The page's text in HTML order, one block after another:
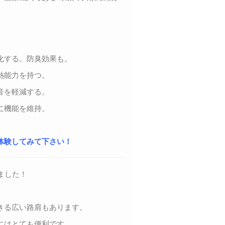
る。防臭効果も。
力を持つ。
軽減する。
能を維持。
してみて下さい！
した！
広い路肩もあります。